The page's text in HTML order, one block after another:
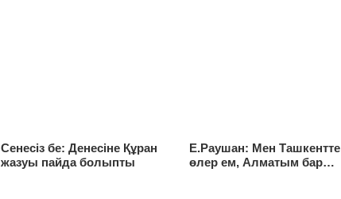
Сенесіз бе: Денесіне Құран
жазуы пайда болыпты
Е.Раушан: Мен Ташкентте
өлер ем, Алматым бар…